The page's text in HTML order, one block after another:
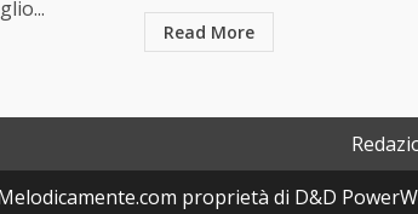
Read More
proprietà di D&D